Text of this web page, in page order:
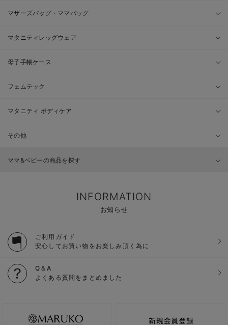
マザーズバッグ・ママバッグ
マタニティレッグウェア
母子手帳ケース
フェムテック
マタニティ ボディケア
その他
ママ&ベビーの商品を探す
INFORMATION
お知らせ
ご利用ガイド
安心してお買い物をお楽しみ頂く為に
Q＆A
よくある質問をまとめました